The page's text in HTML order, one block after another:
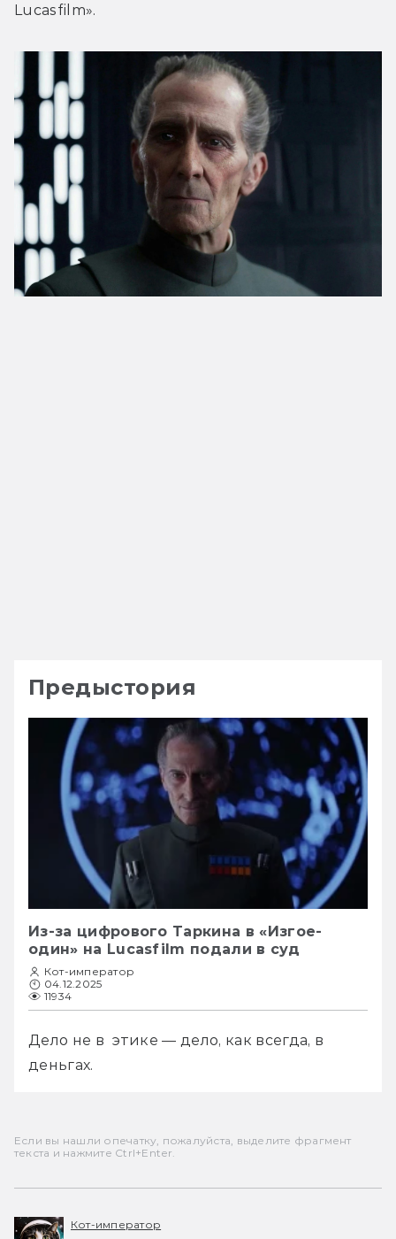
Lucasfilm».
Предыстория
Из-за цифрового Таркина в «Изгое-
один» на Lucasfilm подали в суд
Кот-император
04.12.2025
11934
Дело не в  этике — дело, как всегда, в
деньгах.
Если вы нашли опечатку, пожалуйста, выделите фрагмент
текста и нажмите Ctrl+Enter.
Кот-император